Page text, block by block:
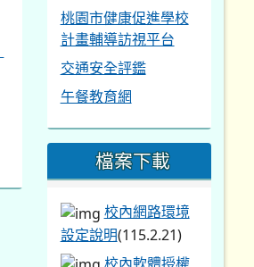
桃園市健康促進學校
計畫輔導訪視平台
交通安全評鑑
午餐教育網
檔案下載
校內網路環境
設定說明(115.2.21)